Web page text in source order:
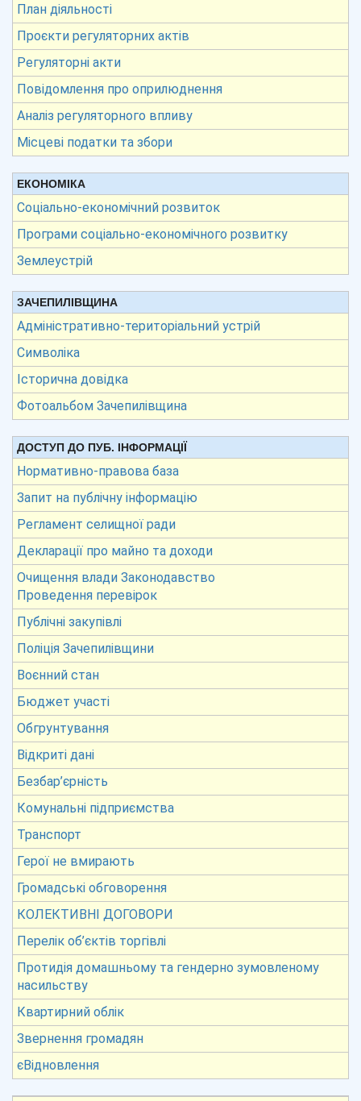
План діяльності
Проєкти регуляторних актів
Регуляторні акти
Повідомлення про оприлюднення
Аналіз регуляторного впливу
Місцеві податки та збори
ЕКОНОМІКА
Соціально-економічний розвиток
Програми соціально-економічного розвитку
Землеустрій
ЗАЧЕПИЛІВЩИНА
Адміністративно-територіальний устрій
Символіка
Історична довідка
Фотоальбом Зачепилівщина
ДОСТУП ДО ПУБ. ІНФОРМАЦІЇ
Нормативно-правова база
Запит на публічну інформацію
Регламент селищної ради
Декларації про майно та доходи
Очищення влади Законодавство
Проведення перевірок
Публічні закупівлі
Поліція Зачепилівщини
Воєнний стан
Бюджет участі
Обгрунтування
Відкриті дані
Безбар’єрність
Комунальні підприємства
Транспорт
Герої не вмирають
Громадські обговорення
КОЛЕКТИВНІ ДОГОВОРИ
Перелік об’єктів торгівлі
Протидія домашньому та гендерно зумовленому
насильству
Квартирний облік
Звернення громадян
єВідновлення